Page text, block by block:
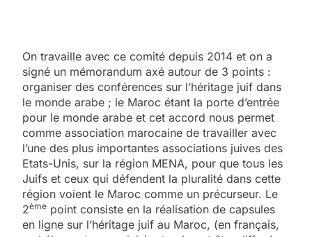
On travaille avec ce comité depuis 2014 et on a
signé un mémorandum axé autour de 3 points :
organiser des conférences sur l’héritage juif dans
le monde arabe ; le Maroc étant la porte d’entrée
pour le monde arabe et cet accord nous permet
comme association marocaine de travailler avec
l’une des plus importantes associations juives des
Etats-Unis, sur la région MENA, pour que tous les
Juifs et ceux qui défendent la pluralité dans cette
région voient le Maroc comme un précurseur. Le
2ème point consiste en la réalisation de capsules
en ligne sur l’héritage juif au Maroc, (en français,